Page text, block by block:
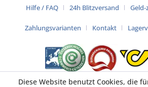
Hilfe / FAQ 24h Blitzversand
Zahlungsvarianten Kontakt
Diese Website benutzt Cookies, die